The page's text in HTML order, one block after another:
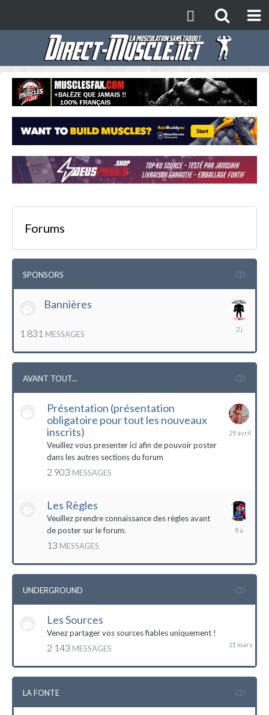
Forums
SPONSORS
Bannières
1 831 MESSAGES
lundi
AVANT TOUT...
Présentation (présentation
obligatoire pour tout les nouveaux
inscrits)
Veuillez vous presenter ici afin de pouvoir poster
dans les autres sections du forum
2 903 MESSAGES
29
Les Règles
Veuillez prendre connaissance des règles avant
de poster sur le forum.
13 MESSAGES
UNDERGROUND
Les Sources
Venez partager vos sources fiables uniquement !
2 143 MESSAGES
LA FONTE